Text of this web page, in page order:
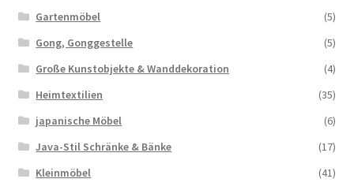
Gartenmöbel
(5)
Gong, Gonggestelle
(5)
Große Kunstobjekte & Wanddekoration
(4)
Heimtextilien
(35)
japanische Möbel
(6)
Java-Stil Schränke & Bänke
(17)
Kleinmöbel
(41)